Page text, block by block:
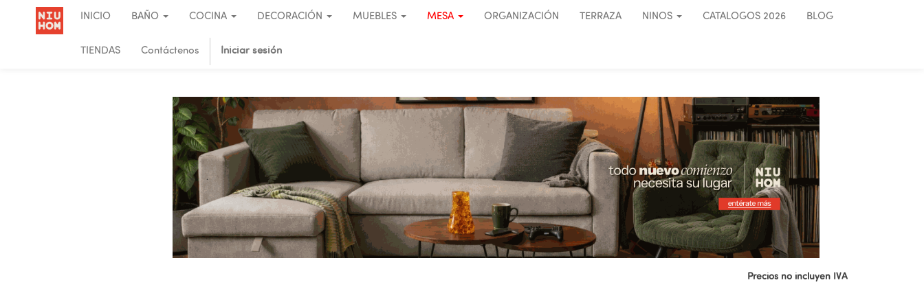
INICIO BAÑO COCINA DECORACIÓN MUEBLES MESA ORGANIZACIÓN TERRAZA NINOS CATALOGOS 2026 BLOG
TIENDAS Contáctenos Iniciar sesión
.
Precios no incluyen IVA